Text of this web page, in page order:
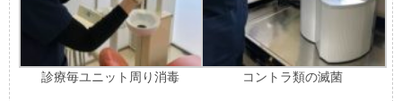
診療毎ユニット周り消毒 コントラ類の滅菌